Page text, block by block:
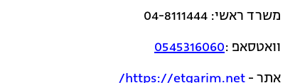
משרד ראשי: 04-8111444
וואטסאפ :0545316060
אתר - https://etgarim.net/